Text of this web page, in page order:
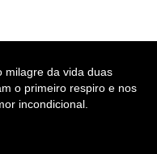
milagre da vida duas
o primeiro respiro e nos
incondicional.